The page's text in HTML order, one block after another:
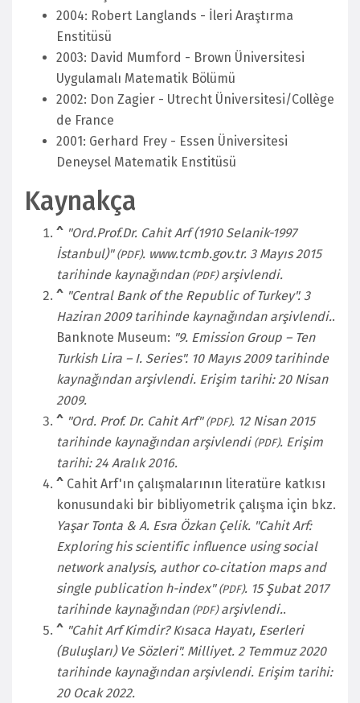
2004: Robert Langlands - İleri Araştırma
Enstitüsü
2003: David Mumford - Brown Üniversitesi
Uygulamalı Matematik Bölümü
2002: Don Zagier - Utrecht Üniversitesi/Collège
de France
2001: Gerhard Frey - Essen Üniversitesi
Deneysel Matematik Enstitüsü
Kaynakça
^ "Ord.Prof.Dr. Cahit Arf (1910 Selanik-1997
İstanbul)"(PDF). www.tcmb.gov.tr. 3 Mayıs 2015
tarihinde kaynağından (PDF)arşivlendi.
^ "Central Bank of the Republic of Turkey". 3
Haziran 2009 tarihinde kaynağından arşivlendi..
Banknote Museum: "9. Emission Group – Ten
Turkish Lira – I. Series". 10 Mayıs 2009 tarihinde
kaynağından arşivlendi. Erişim tarihi:20 Nisan
2009.
^ "Ord. Prof. Dr. Cahit Arf"(PDF). 12 Nisan 2015
tarihinde kaynağından arşivlendi (PDF). Erişim
tarihi: 24 Aralık 2016.
^ Cahit Arf'ın çalışmalarının literatüre katkısı
konusundaki bir bibliyometrik çalışma için bkz.
Yaşar Tonta & A. Esra Özkan Çelik. "Cahit Arf:
Exploring his scientific influence using social
network analysis, author co‑citation maps and
single publication h-index"(PDF). 15 Şubat 2017
tarihinde kaynağından (PDF)arşivlendi..
^ "Cahit Arf Kimdir? Kısaca Hayatı, Eserleri
(Buluşları) Ve Sözleri". Milliyet. 2 Temmuz 2020
tarihinde kaynağından arşivlendi. Erişim tarihi:
20 Ocak2022.